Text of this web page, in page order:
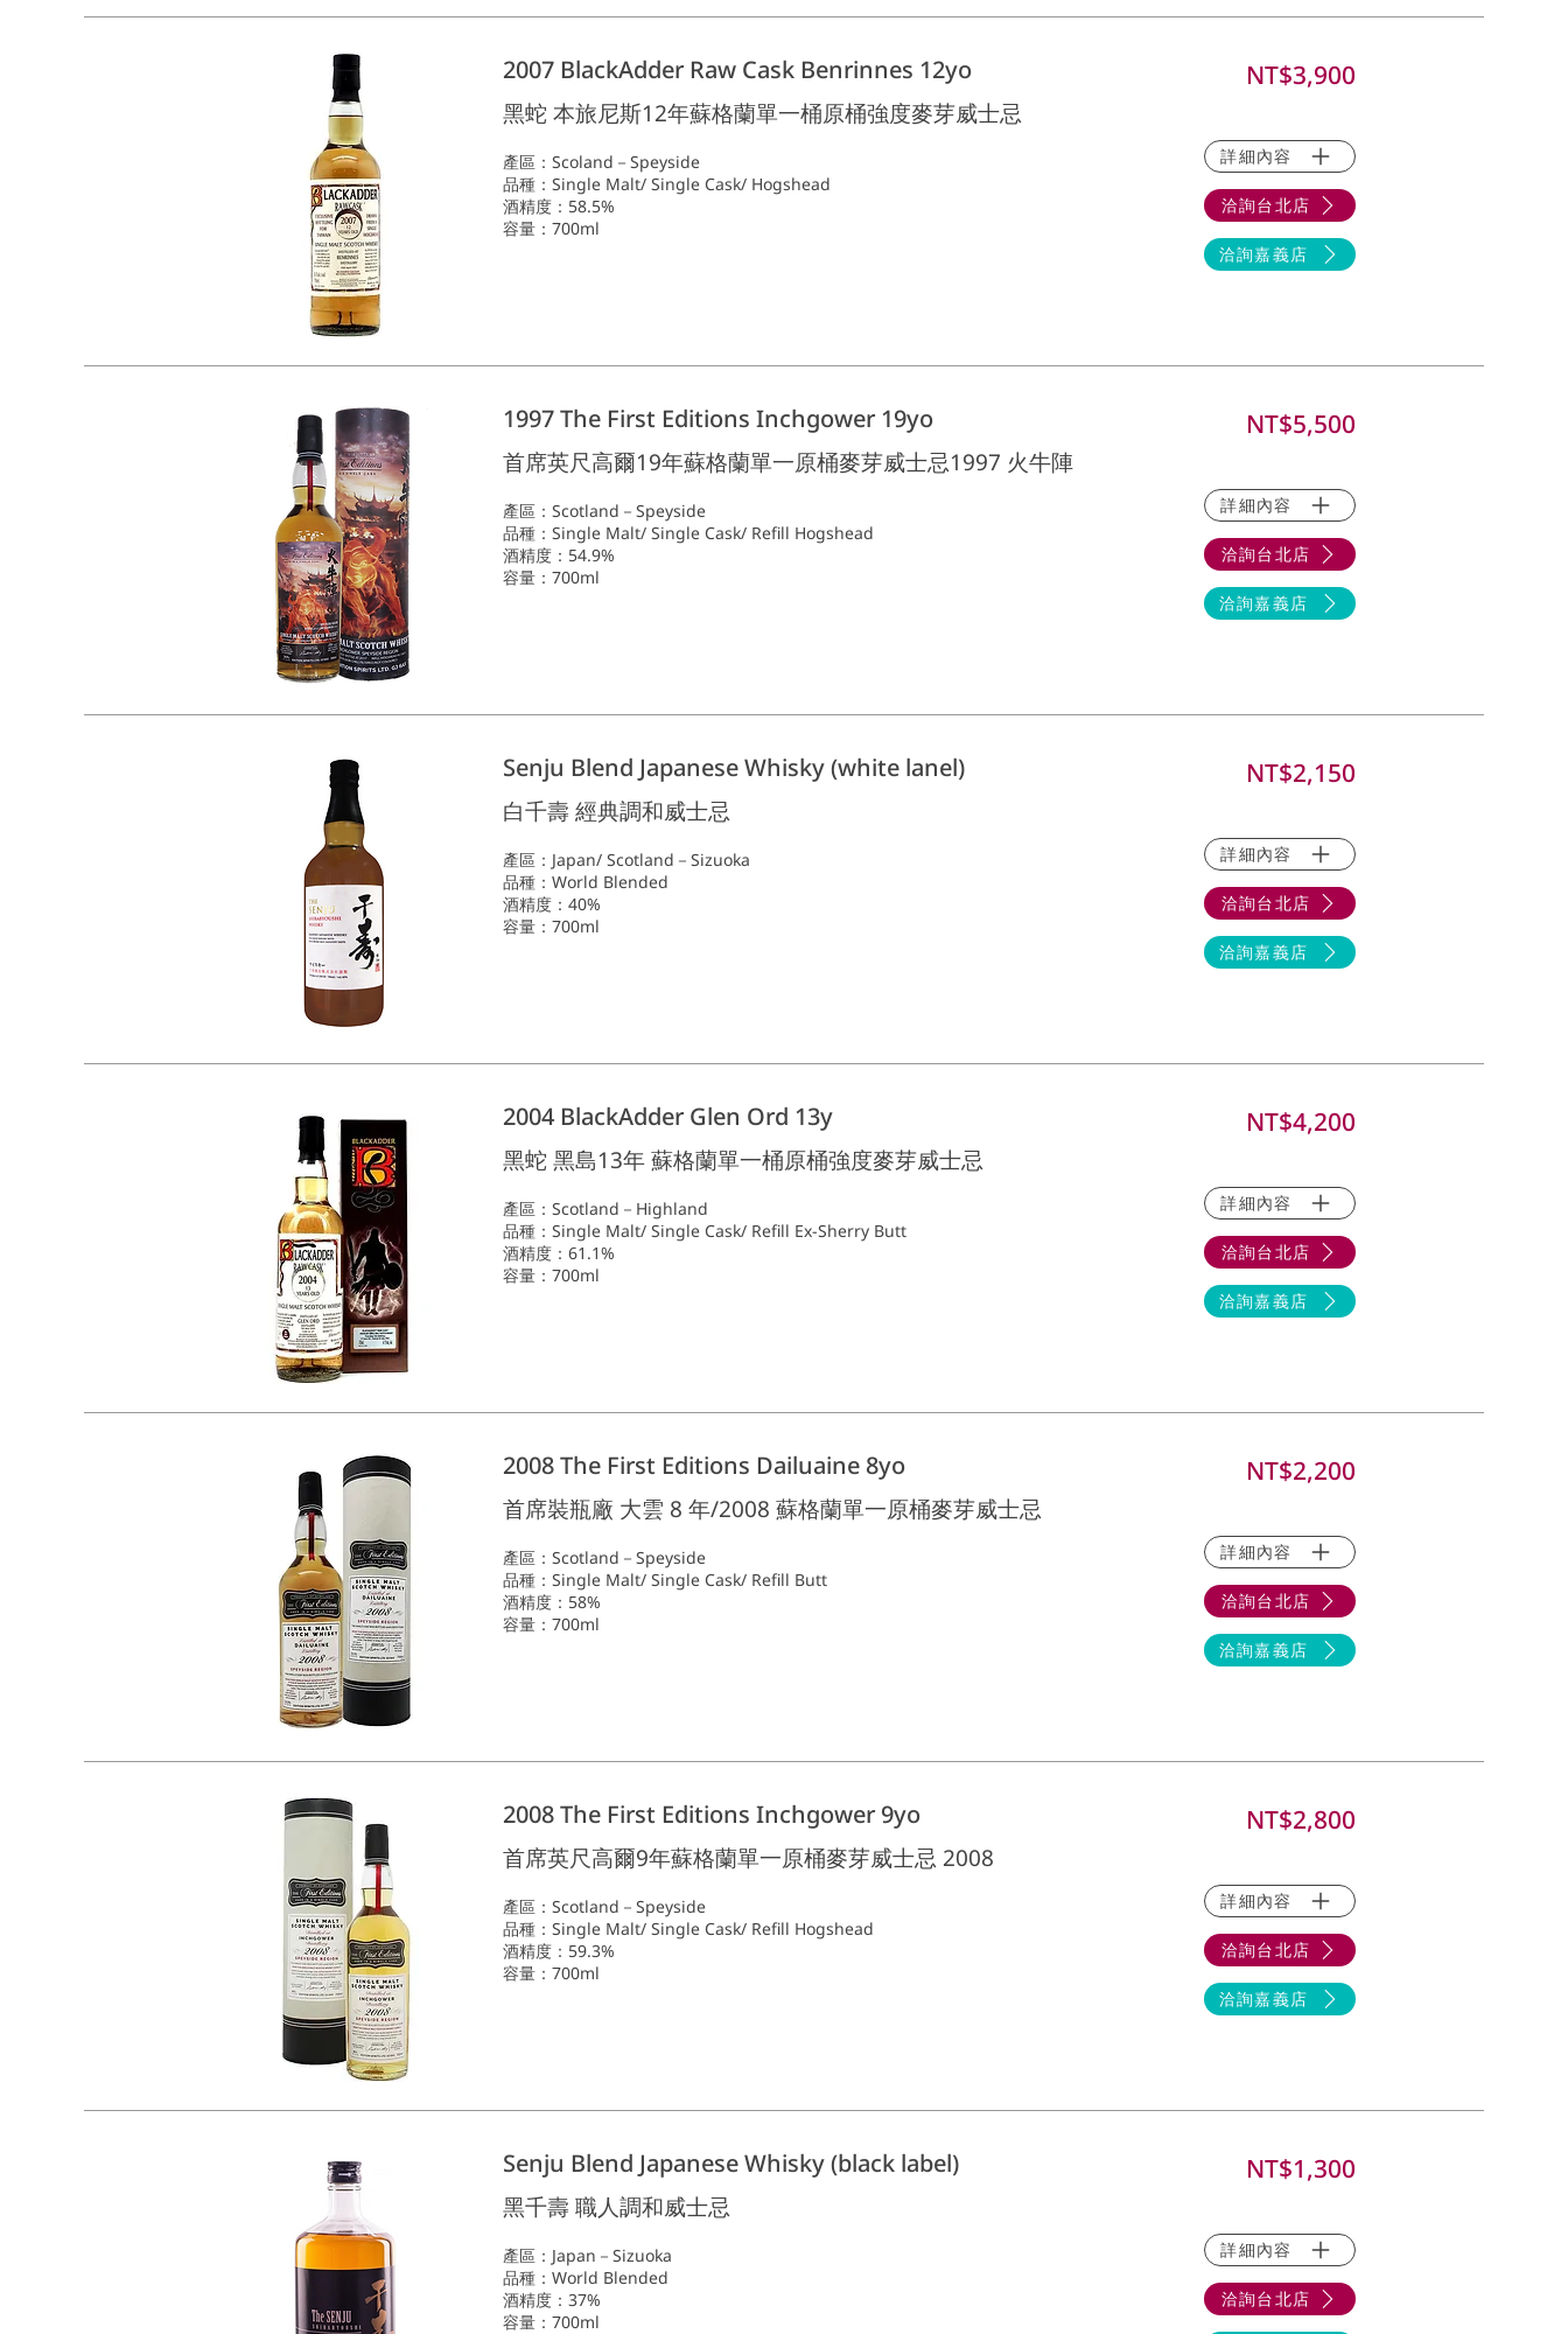
2007 BlackAdder Raw Cask Benrinnes 12yo
黑蛇 本旅尼斯12年蘇格蘭單一桶原桶強度麥芽威士忌
產區：Scoland－Speyside
品種：Single Malt/ Single Cask/ Hogshead
酒精度：58.5%
容量：700ml
NT$3,900
詳細內容
洽詢台北店
洽詢嘉義店
1997 The First Editions Inchgower 19yo
首席英尺高爾19年蘇格蘭單一原桶麥芽威士忌1997 火牛陣
產區：Scotland－Speyside
品種：Single Malt/ Single Cask/ Refill Hogshead
酒精度：54.9%
容量：700ml
NT$5,500
詳細內容
洽詢台北店
洽詢嘉義店
Senju Blend Japanese Whisky (white lanel)
白千壽 經典調和威士忌
產區：Japan/ Scotland－Sizuoka
品種：World Blended
酒精度：40%
容量：700ml
NT$2,150
詳細內容
洽詢台北店
洽詢嘉義店
2004 BlackAdder Glen Ord 13y
黑蛇 黑島13年 蘇格蘭單一桶原桶強度麥芽威士忌
產區：Scotland－Highland
品種：Single Malt/ Single Cask/ Refill Ex-Sherry Butt
酒精度：61.1%
容量：700ml
NT$4,200
詳細內容
洽詢台北店
洽詢嘉義店
2008 The First Editions Dailuaine 8yo
首席裝瓶廠 大雲 8 年/2008 蘇格蘭單一原桶麥芽威士忌
產區：Scotland－Speyside
品種：Single Malt/ Single Cask/ Refill Butt
酒精度：58%
容量：700ml
NT$2,200
詳細內容
洽詢台北店
洽詢嘉義店
2008 The First Editions Inchgower 9yo
首席英尺高爾9年蘇格蘭單一原桶麥芽威士忌 2008
產區：Scotland－Speyside
品種：Single Malt/ Single Cask/ Refill Hogshead
酒精度：59.3%
容量：700ml
NT$2,800
詳細內容
洽詢台北店
洽詢嘉義店
Senju Blend Japanese Whisky (black label)
黑千壽 職人調和威士忌
產區：Japan－Sizuoka
品種：World Blended
酒精度：37%
容量：700ml
NT$1,300
詳細內容
洽詢台北店